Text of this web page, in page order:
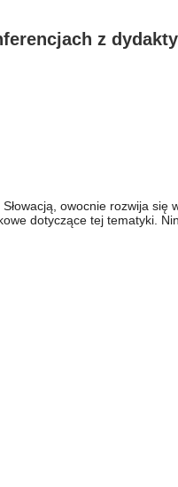
z
owocnie rozwija
dotyczące tej tematyki.